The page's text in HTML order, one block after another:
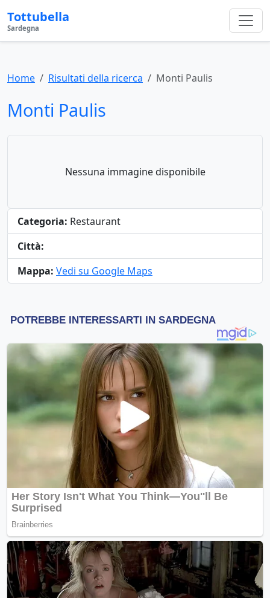
Tottubella
Sardegna
Home Risultati della ricerca Monti Paulis
Monti Paulis
Nessuna immagine disponibile
Categoria: Restaurant
Città:
Mappa: Vedi su Google Maps